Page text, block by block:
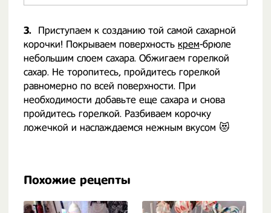
3.
Приступаем к созданию той самой сахарной
корочки! Покрываем поверхность крем-брюле
небольшим слоем сахара. Обжигаем горелкой
сахар. Не торопитесь, пройдитесь горелкой
равномерно по всей поверхности. При
необходимости добавьте еще сахара и снова
пройдитесь горелкой. Разбиваем корочку
ложечкой и наслаждаемся нежным вкусом 😻
Похожие рецепты